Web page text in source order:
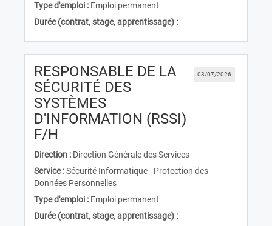
Type d'emploi : Emploi permanent
Durée (contrat, stage, apprentissage) :
03/07/2026
RESPONSABLE DE LA
SÉCURITÉ DES
SYSTÈMES
D'INFORMATION (RSSI)
F/H
Direction : Direction Générale des Services
Service :Sécurité Informatique - Protection des
Données Personnelles
Type d'emploi : Emploi permanent
Durée (contrat, stage, apprentissage) :